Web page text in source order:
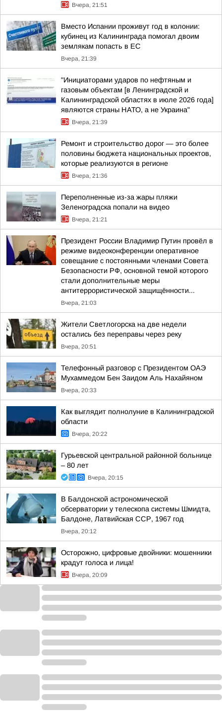
Вчера, 21:51
Вместо Испании проживут год в колонии:
кубинец из Калининграда помогал двоим
землякам попасть в ЕС
Вчера, 21:39
"Инициаторами ударов по нефтяным и
газовым объектам [в Ленинградской и
Калининградской областях в июле 2026 года]
являются страны НАТО, а не Украина"
Вчера, 21:39
Ремонт и строительство дорог — это более
половины бюджета национальных проектов,
которые реализуются в регионе
Вчера, 21:36
Переполненные из-за жары пляжи
Зеленоградска попали на видео
Вчера, 21:21
Президент России Владимир Путин провёл в
режиме видеоконференции оперативное
совещание с постоянными членами Совета
Безопасности РФ, основной темой которого
стали дополнительные меры
антитеррористической защищённости...
Вчера, 21:03
Жители Светлогорска на две недели
остались без переправы через реку
Вчера, 20:51
Телефонный разговор с Президентом ОАЭ
Мухаммедом Бен Заидом Аль Нахайяном
Вчера, 20:33
Как выглядит полнолуние в Калининградской
области
Вчера, 20:22
Гурьевской центральной районной больнице
– 80 лет
Вчера, 20:15
В Балдонской астрономической
обсерватории у телескопа системы Шмидта,
Балдоне, Латвийская ССР, 1967 год
Вчера, 20:12
Осторожно, цифровые двойники: мошенники
крадут голоса и лица!
Вчера, 20:09